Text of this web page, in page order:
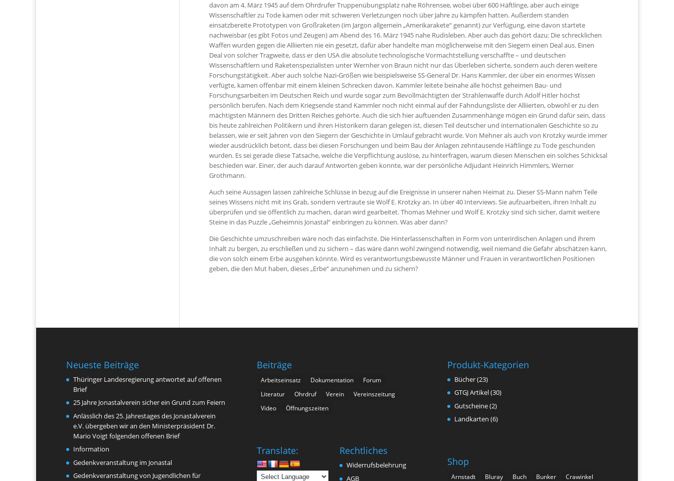
davon am 4. März 1945 auf dem Ohrdrufer Truppenübungsplatz nahe Röhrensee, wobei über 600 Häftlinge, aber auch einige
Wissenschaftler zu Tode kamen oder mit schweren Verletzungen noch über Jahre zu kämpfen hatten. Außerdem standen
einsatzbereite Prototypen von Großraketen (im Jargon allgemein „Amerikarakete“ genannt) zur Verfügung, eine davon startete
nachweisbar (es gibt Fotos und Zeugen) am Abend des 16. März 1945 nahe Rudisleben. Aber auch das gehört dazu: Die schrecklichen
Waffen wurden gegen die Alliierten nie ein gesetzt, dafür aber handelte man möglicherweise mit den Siegern einen Deal aus. Einen
Deal von solcher Tragweite, dass er den USA die absolute technologische Vormachtstellung verschaffte – und deutschen
Wissenschaftlern und Raketenspezialisten unter Wernher von Braun nicht nur das Überleben sicherte, sondern auch deren weitere
Forschungstätigkeit. Aber auch solche Nazi-Größen wie beispielsweise SS-General Dr. Hans Kammler, der über ein enormes Wissen
verfügte, kamen offenbar mit einem kleinen Schrecken davon. Kammler leitete beinahe alle höchst geheimen Bau- und
Forschungsarbeiten im Deutschen Reich und wurde sogar zum Bevollmächtigten der Strahlenwaffe durch Adolf Hitler höchst
persönlich berufen. Nach dem Kriegsende stand Kammler noch nicht einmal auf der Fahndungsliste der Alliierten, obwohl er zu den
mächtigsten Männern des Dritten Reiches gehörte. Auch die sich hier auftuenden Zusammenhänge mögen ein Grund dafür sein, dass
bis heute zahlreichen Politikern und ihren Historikern daran gelegen ist, diesen Teil deutscher und internationalen Geschichte so zu
belassen, wie er seit Jahren von den Siegern der Geschichte in Umlauf gebracht wurde. Von Mehner als auch von Krotzky wurde immer
wieder ausdrücklich betont, dass bei diesen Forschungen und beim Bau der Anlagen zehntausende Häftlinge zu Tode geschunden
wurden. Es sei gerade diese Tatsache, welche die Verpflichtung auslöse, zu hinterfragen, warum diesen Menschen ein solches Schicksal
beschieden war. Einer, der auch darauf Antworten geben konnte, war der persönliche Adjudant Heinrich Himmlers, Werner
Grothmann.
Auch seine Aussagen lassen zahlreiche Schlüsse in bezug auf die Ereignisse in unserer nahen Heimat zu. Dieser SS-Mann nahm Teile
seines Wissens nicht mit ins Grab, sondern vertraute sie Wolf E. Krotzky an. In über 40 Interviews. Sie aufzuarbeiten, ihren Inhalt zu
überprüfen und sie öffentlich zu machen, daran wird gearbeitet. Thomas Mehner und Wolf E. Krotzky sind sich sicher, damit weitere
Steine in das Puzzle „Geheimnis Jonastal“ einbringen zu können. Was aber dann?
Die Geschichte umzuschreiben wäre noch das einfachste. Die Hinterlassenschaften in Form von unterirdischen Anlagen und ihrem
Inhalt zu bergen, zu erschließen und zu sichern – das wäre dann wohl zwingend notwendig, weil niemand die Gefahr abschätzen kann,
die von solch einem Erbe ausgehen könnte. Wird es verantwortungsbewusste Männer und Frauen in verantwortlichen Positionen
geben, die den Mut haben, dieses „Erbe“ anzunehmen und zu sichern?
Neueste Beiträge
Thüringer Landesregierung antwortet auf offenen
Brief
25 Jahre Jonastalverein sicher ein Grund zum Feiern
Anlässlich des 25. Jahrestages des Jonastalverein
e.V. übergeben wir an den Ministerpräsident Dr.
Mario Voigt folgenden offenen Brief
Information
Gedenkveranstaltung im Jonastal
Gedenkveranstaltung von Jugendlichen für
Beiträge
Arbeitseinsatz Dokumentation
Forum
Literatur
Ohrdruf Verein
Vereinszeitung
Video
Öffnungszeiten
Translate: Rechtliches
Widerrufsbelehrung
AGB
Produkt-Kategorien
Bücher(23)
GTGJ Artikel(30)
Gutscheine(2)
Landkarten (6)
Shop
Arnstadt Bluray Buch Bunker Crawinkel